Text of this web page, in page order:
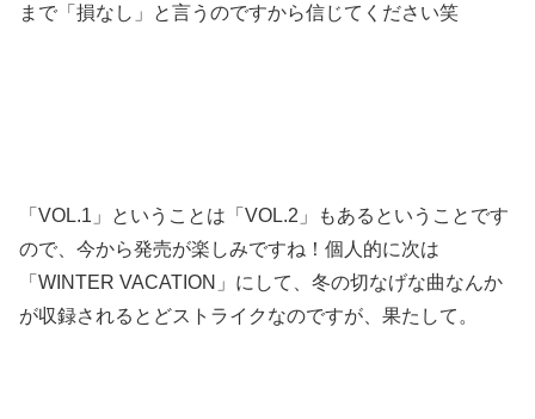
まで「損なし」と言うのですから信じてください笑
「VOL.1」ということは「VOL.2」もあるということです
ので、今から発売が楽しみですね！個人的に次は
「WINTER VACATION」にして、冬の切なげな曲なんか
が収録されるとどストライクなのですが、果たして。